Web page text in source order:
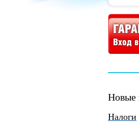
Новые
Налоги